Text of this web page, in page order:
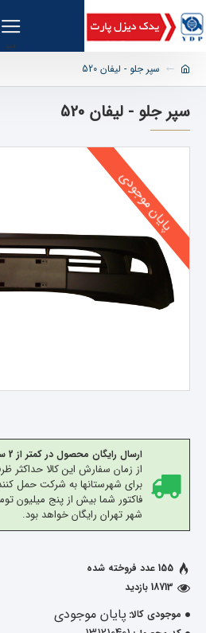
سپر جلو - لیفان 520
سپر جلو - لیفان 520
پایان موجودی
ارسال رایگان محصول در کمتر از 2 ساعت
برای شهرستانها به شرکت حمل
فاکتور شما بیش از پنج میلیون
شهر تهران رایگان خواهد بود.
موجودی کالا: پایان موجودی
155 عدد فروخته شده
18713 بازدید